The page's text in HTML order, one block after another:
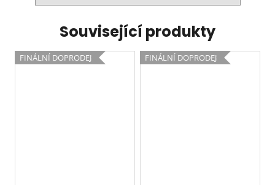
Související produkty
FINÁLNÍ DOPRODEJ FINÁLNÍ DOPRODEJ